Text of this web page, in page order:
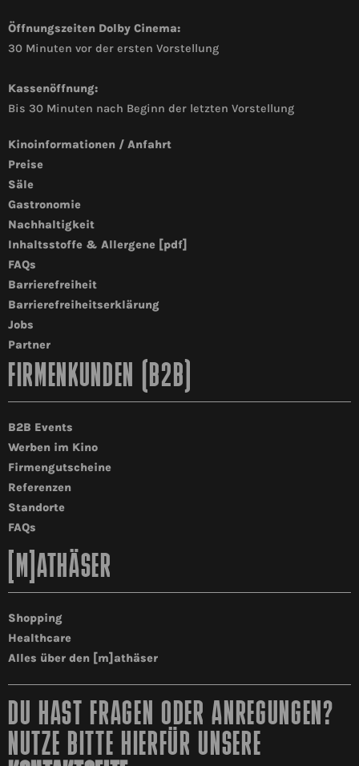
Öffnungszeiten Dolby Cinema:
30 Minuten vor der ersten Vorstellung
Kassenöffnung:
Bis 30 Minuten nach Beginn der letzten Vorstellung
Kinoinformationen / Anfahrt
Preise
Säle
Gastronomie
Nachhaltigkeit
Inhaltsstoffe & Allergene [pdf]
FAQs
Barrierefreiheit
Barrierefreiheitserklärung
Jobs
Partner
FIRMENKUNDEN (B2B)
B2B Events
Werben im Kino
Firmengutscheine
Referenzen
Standorte
FAQs
[M]ATHÄSER
Shopping
Healthcare
Alles über den [m]athäser
DU HAST FRAGEN ODER ANREGUNGEN?
NUTZE BITTE HIERFÜR UNSERE